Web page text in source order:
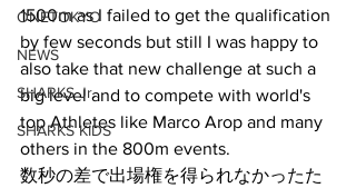
ONETOKYO
NEWS
SHARKS Jr.
SHARKS KIDS
1500m as I failed to get the qualification
by few seconds but still I was happy to
also take that new challenge at such a
big level and to compete with world's
top Athletes like Marco Arop and many
others in the 800m events.
数秒の差で出場権を得られなかったた